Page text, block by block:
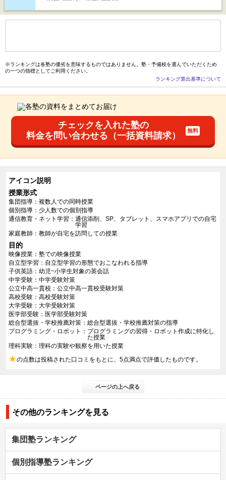
※ランキングは各塾の優劣を意味するものではありません。塾・予備校を選んでいただくため
の一つの指標としてご利用ください。
ランキング算出基準について
チェックを入れた塾の
料金を問い合わせる（一括資料請求）
アイコン説明
授業形式
集団指導
複数人での同時授業
個別指導
少人数での個別指導
通信教育・ネット学習
通信添削、SP、タブレット、スマホアプリでの自宅
学習
家庭教師
教師が自宅を訪問しての授業
目的
映像授業
塾での映像授業
自立型学習
自立型学習の形態でおこなわれる指導
子供英語
幼児~小学生対象の英会話
中学受験
中学受験対策
公立中高一貫校
公立中高一貫校受験対策
高校受験
高校受験対策
大学受験
大学受験対策
医学部受験
医学部受験対策
総合型選抜・学校推薦対策
総合型選抜・学校推薦対策の指導
プログラミング・ロボット
プログラミングの習得・ロボット作成に特化し
た授業
理科実験
理科の実験や観察を用いた授業
★の点数は投稿された口コミをもとに、5点満点で評価したものです。
ページの上へ戻る
その他のランキングを見る
集団塾ランキング
個別指導塾ランキング